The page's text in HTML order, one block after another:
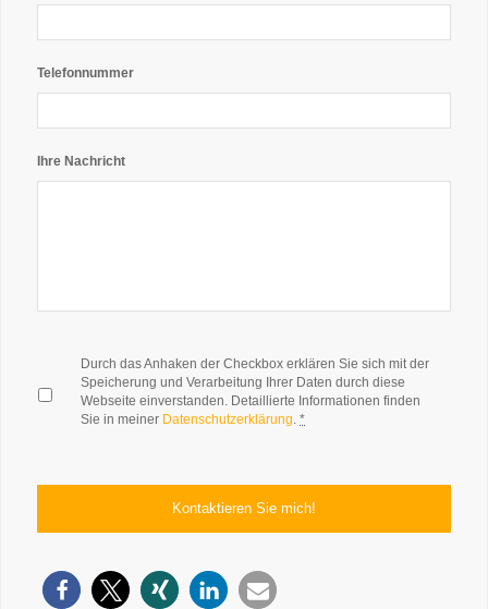
Telefonnummer
Ihre Nachricht
Durch das Anhaken der Checkbox erklären Sie sich mit der
Speicherung und Verarbeitung Ihrer Daten durch diese
Webseite einverstanden. Detaillierte Informationen finden
Sie in meiner Datenschutzerklärung.*